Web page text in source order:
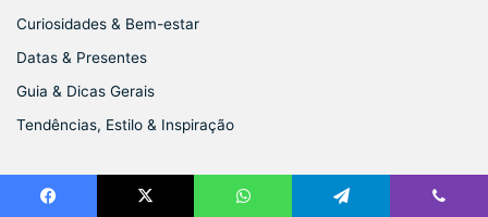
Curiosidades & Bem-estar
Datas & Presentes
Guia & Dicas Gerais
Tendências, Estilo & Inspiração